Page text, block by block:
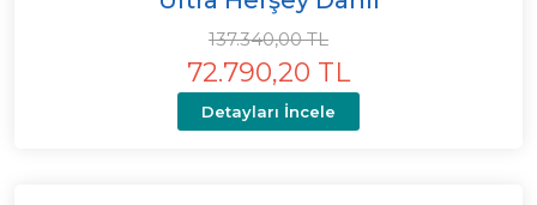
137.340,00 TL
72.790,20 TL
Detayları İncele